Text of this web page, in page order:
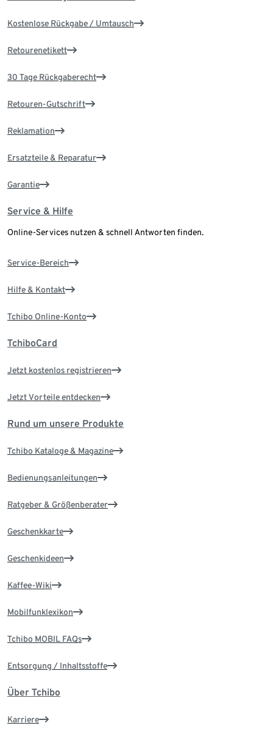
Kostenlose Rückgabe / Umtausch
Retourenetikett
30 Tage Rückgaberecht
Retouren-Gutschrift
Reklamation
Ersatzteile & Reparatur
Garantie
Service & Hilfe
Online-Services nutzen & schnell Antworten finden.
Service-Bereich
Hilfe & Kontakt
Tchibo Online-Konto
TchiboCard
Jetzt kostenlos registrieren
Jetzt Vorteile entdecken
Rund um unsere Produkte
Tchibo Kataloge & Magazine
Bedienungsanleitungen
Ratgeber & Größenberater
Geschenkkarte
Geschenkideen
Kaffee-Wiki
Mobilfunklexikon
Tchibo MOBIL FAQs
Entsorgung / Inhaltsstoffe
Über Tchibo
Karriere